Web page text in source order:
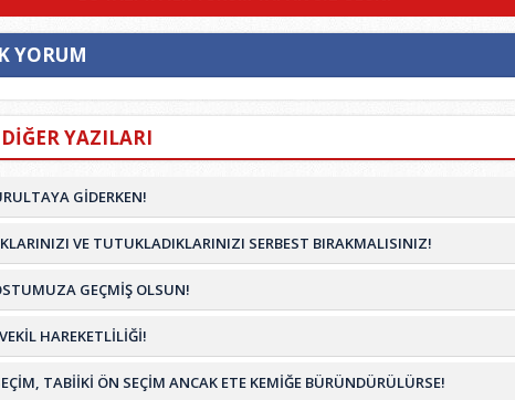
YORUM
YAZILARI
GİDERKEN!
VE TUTUKLADIKLARINIZI SERBEST BIRAKMALISINIZ!
GEÇMİŞ OLSUN!
HAREKETLİLİĞİ!
TABİİKİ ÖN SEÇİM ANCAK ETE KEMİĞE BÜRÜNDÜRÜLÜRSE!